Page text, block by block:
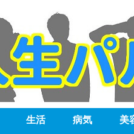
生活 病気 美